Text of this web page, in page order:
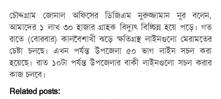
চৌদ্দগ্রাম জোনাল অফিসের ডিজিএম নুরুজ্জামান নুর বলেন,
আমাদের ১ লাখ ৩০ হাজার গ্রাহক বিদ্যুৎ বিচ্ছিন্ন হয়ে পড়ে। গত
রাতে (বোরবার) কালবৈশাখী ঝড়ে ক্ষতিগ্রস্থ লাইনগুলো মেরামতের
চেষ্টা চলছে। এখন পর্যন্ত উপজেলা ৫০ ভাগ লাইন সচল করা
হয়েছে। রাত ১০টা পর্যন্ত উপজেলার বাকী লাইনগুলো সচল করার
কাজ চলবে।
Related posts: